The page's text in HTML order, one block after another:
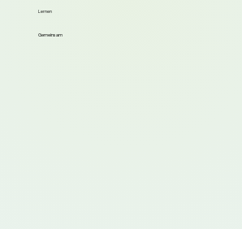
Lernen
Gemeinsam